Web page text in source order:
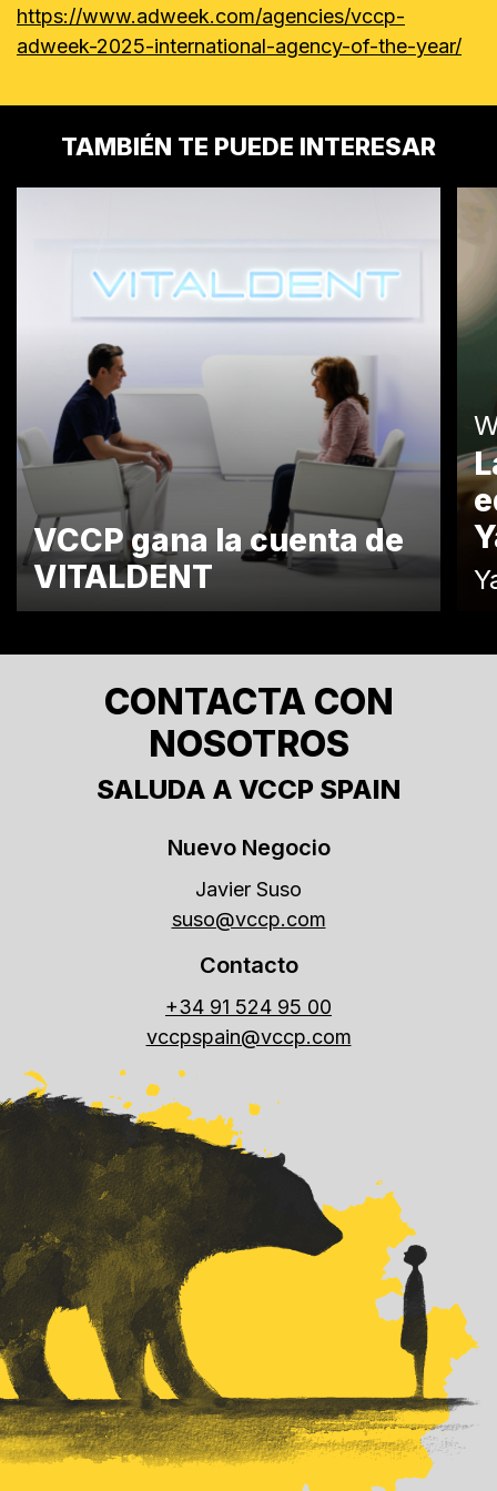
https://www.adweek.com/agencies/vccp-
adweek-2025-international-agency-of-the-year/
TAMBIÉN TE PUEDE INTERESAR
VCCP gana la cuenta de
VITALDENT
CONTACTA CON
NOSOTROS
SALUDA A VCCP SPAIN
Nuevo Negocio
Javier Suso
suso@vccp.com
Contacto
+34 91 524 95 00
vccpspain@vccp.com